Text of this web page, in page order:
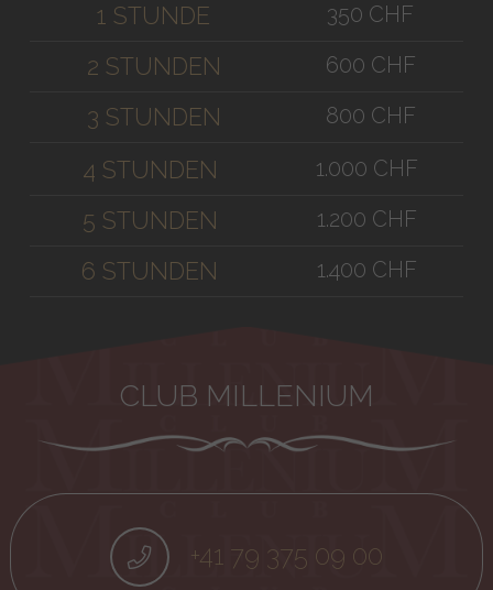
1 STUNDE 350 CHF
2 STUNDEN 600 CHF
3 STUNDEN 800 CHF
4 STUNDEN 1.000 CHF
5 STUNDEN 1.200 CHF
6 STUNDEN 1.400 CHF
CLUB MILLENIUM
+41 79 375 09 00